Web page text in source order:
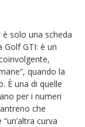
è solo una scheda
GTI: è un
quando la
È una di quelle
per i numeri
che
curva